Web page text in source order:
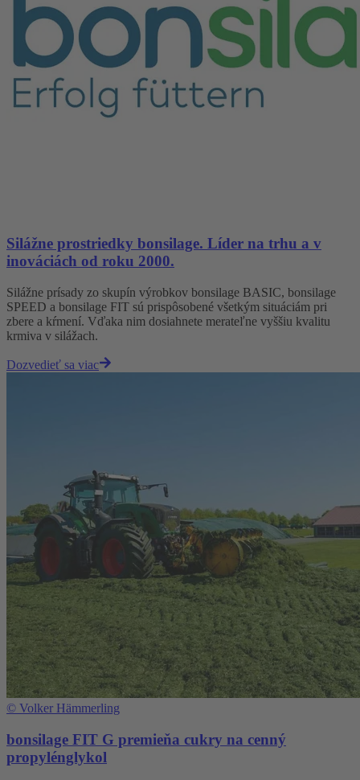
Silážne prostriedky bonsilage. Líder na trhu a v
inováciách od roku 2000.
Silážne prísady zo skupín výrobkov bonsilage BASIC, bonsilage
SPEED a bonsilage FIT sú prispôsobené všetkým situáciám pri
zbere a kŕmení. Vďaka nim dosiahnete merateľne vyššiu kvalitu
krmiva v silážach.
Dozvedieť sa viac
© Volker Hämmerling
bonsilage FIT G premieňa cukry na cenný
propylénglykol